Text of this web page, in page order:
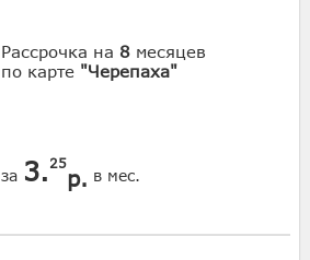
Рассрочка на 8 месяцев
по карте "Черепаха"
за 3. 25
р. в мес.